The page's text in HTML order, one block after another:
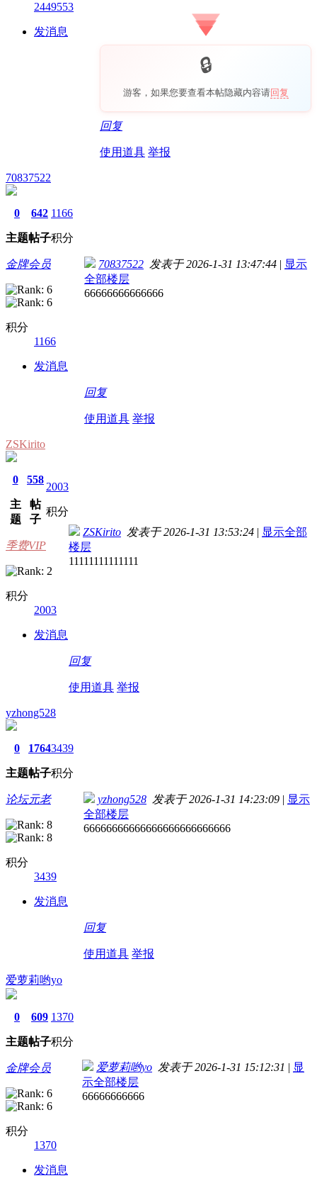
2449553
发消息
游客，如果您要查看本帖隐藏内容请回复
回复
使用道具 举报
70837522
0
主题
642
帖子
1166
积分
金牌会员
积分
1166
发消息
70837522 发表于 2026-1-31 13:47:44 | 显示
全部楼层
66666666666666
回复
使用道具 举报
ZSKirito
0
主
题
558
帖
子
2003
积分
季费VIP
积分
2003
发消息
ZSKirito 发表于 2026-1-31 13:53:24 | 显示全部
楼层
11111111111111
回复
使用道具 举报
yzhong528
0
主题
1764
帖子
3439
积分
论坛元老
积分
3439
发消息
yzhong528 发表于 2026-1-31 14:23:09 | 显示
全部楼层
66666666666666666666666666
回复
使用道具 举报
爱萝莉哟yo
0
主题
609
帖子
1370
积分
金牌会员
积分
1370
发消息
爱萝莉哟yo 发表于 2026-1-31 15:12:31 | 显
示全部楼层
66666666666